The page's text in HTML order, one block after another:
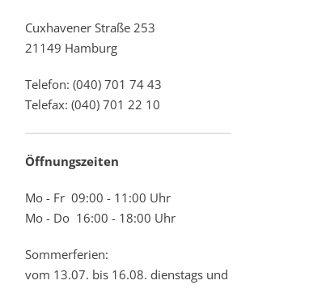
Cuxhavener Straße 253
21149 Hamburg
Telefon: (040) 701 74 43
Telefax: (040) 701 22 10
Öffnungszeiten
Mo - Fr 09:00 - 11:00 Uhr
Mo - Do 16:00 - 18:00 Uhr
Sommerferien:
vom 13.07. bis 16.08. dienstags und